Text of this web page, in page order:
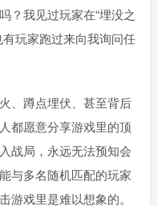
？我见过玩家在“埋没之
玩家跑过来向我询问任
、蹲点埋伏、甚至背后
都愿意分享游戏里的顶
战局，永远无法预知会
与多名随机匹配的玩家
游戏里是难以想象的。